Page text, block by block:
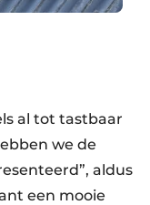
al tot tastbaar
we de
aldus
een mooie